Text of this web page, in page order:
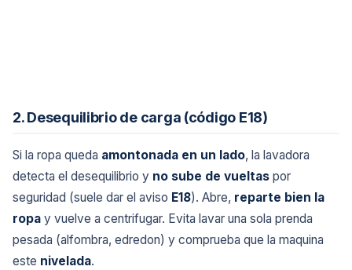
2. Desequilibrio de carga (código E18)
Si la ropa queda amontonada en un lado, la lavadora
detecta el desequilibrio y no sube de vueltas por
seguridad (suele dar el aviso E18). Abre, reparte bien la
ropa y vuelve a centrifugar. Evita lavar una sola prenda
pesada (alfombra, edredon) y comprueba que la maquina
este nivelada.